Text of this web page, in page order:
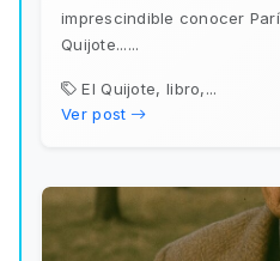
imprescindible conocer
Quijote......
El Quijote, libro,...
Ver post